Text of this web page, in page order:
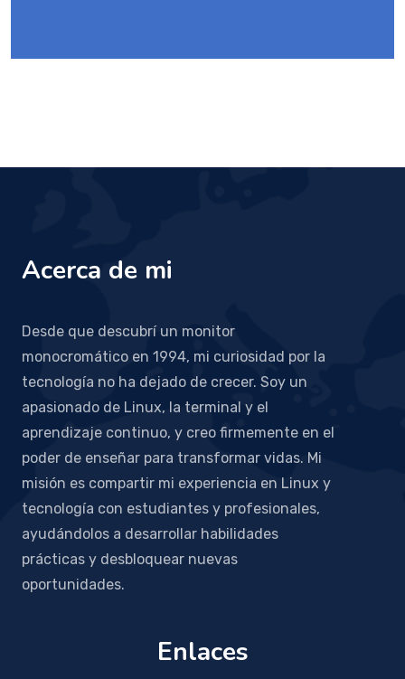
Acerca de mi
Desde que descubrí un monitor
monocromático en 1994, mi curiosidad por la
tecnología no ha dejado de crecer. Soy un
apasionado de Linux, la terminal y el
aprendizaje continuo, y creo firmemente en el
poder de enseñar para transformar vidas. Mi
misión es compartir mi experiencia en Linux y
tecnología con estudiantes y profesionales,
ayudándolos a desarrollar habilidades
prácticas y desbloquear nuevas
oportunidades.
Enlaces